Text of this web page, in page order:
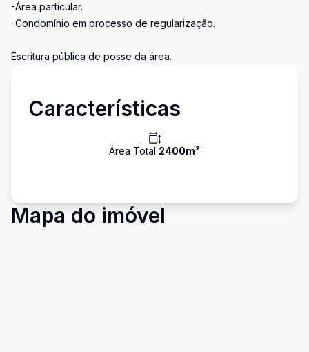
-Área particular.
-Condomínio em processo de regularização.
Escritura pública de posse da área.
Características
Área Total 2400m²
Mapa do imóvel